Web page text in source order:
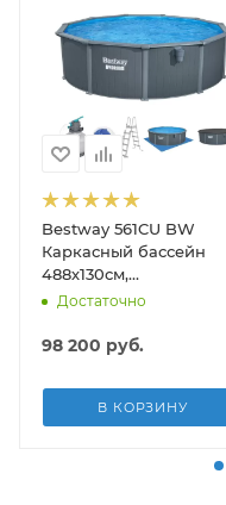
Bestway 561CU BW
Каркасный бассейн
488х130см,
композитный, 21490л,
лестн, тент, подст, дисп.
Достаточно
98 200 руб.
В КОРЗИНУ